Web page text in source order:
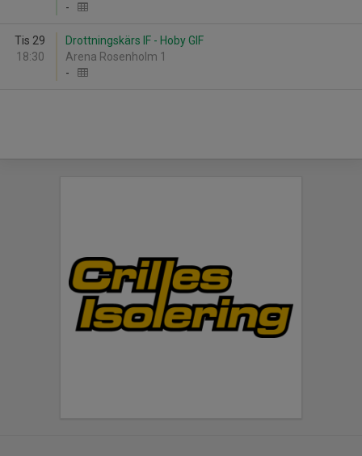
-
Tis 29
18:30
Drottningskärs IF - Hoby GIF
Arena Rosenholm 1
-